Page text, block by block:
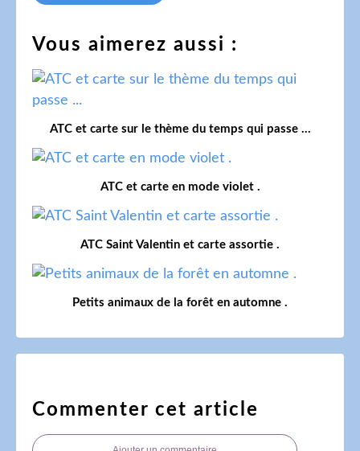
Vous aimerez aussi :
ATC et carte sur le thème du temps qui passe ...
ATC et carte en mode violet .
ATC Saint Valentin et carte assortie .
Petits animaux de la forêt en automne .
Commenter cet article